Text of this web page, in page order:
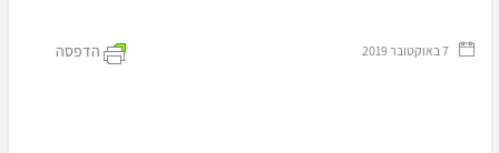
הדפסה ‏ 7 באוקטובר 2019